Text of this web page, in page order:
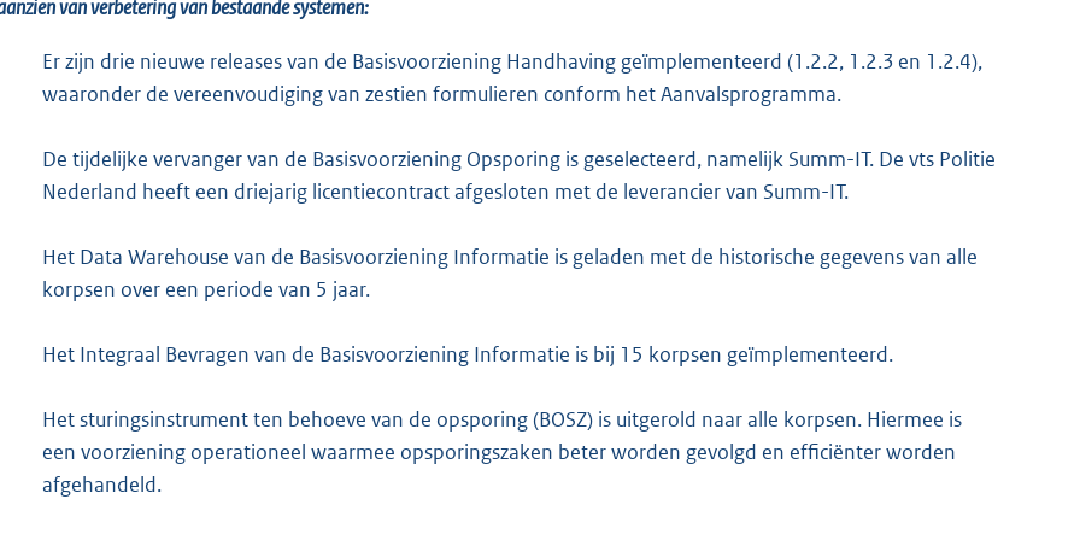
van verbetering van bestaande systemen:
Er zijn drie nieuwe releases van de Basisvoorziening Handhaving geïmplementeerd (1.2.2, 1.2.3 en 1.2.4),
waaronder de vereenvoudiging van zestien formulieren conform het Aanvalsprogramma.
De tijdelijke vervanger van de Basisvoorziening Opsporing is geselecteerd, namelijk Summ-IT. De vts Politie
Nederland heeft een driejarig licentiecontract afgesloten met de leverancier van Summ-IT.
Het Data Warehouse van de Basisvoorziening Informatie is geladen met de historische gegevens van alle
korpsen over een periode van 5 jaar.
Het Integraal Bevragen van de Basisvoorziening Informatie is bij 15 korpsen geïmplementeerd.
Het sturingsinstrument ten behoeve van de opsporing (BOSZ) is uitgerold naar alle korpsen. Hiermee is
een voorziening operationeel waarmee opsporingszaken beter worden gevolgd en efficiënter worden
afgehandeld.